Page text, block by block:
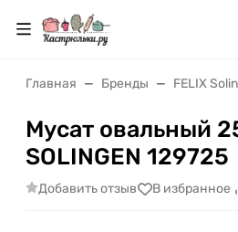
Главная Бренды FELIX
Мусат овальный
SOLINGEN 129725
Добавить отзыв В избранное